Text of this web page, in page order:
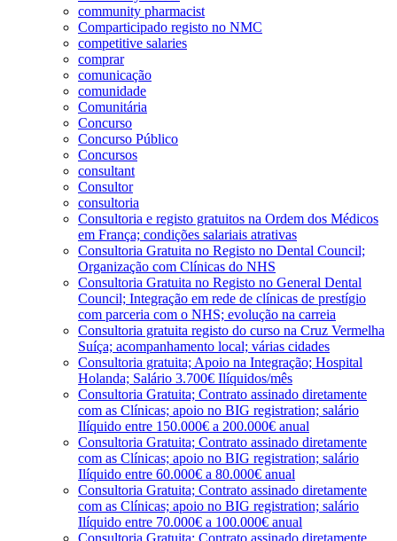
community pharmacist
Comparticipado registo no NMC
competitive salaries
comprar
comunicação
comunidade
Comunitária
Concurso
Concurso Público
Concursos
consultant
Consultor
consultoria
Consultoria e registo gratuitos na Ordem dos Médicos
em França; condições salariais atrativas
Consultoria Gratuita no Registo no Dental Council;
Organização com Clínicas do NHS
Consultoria Gratuita no Registo no General Dental
Council; Integração em rede de clínicas de prestígio
com parceria com o NHS; evolução na carreia
Consultoria gratuita registo do curso na Cruz Vermelha
Suíça; acompanhamento local; várias cidades
Consultoria gratuita; Apoio na Integração; Hospital
Holanda; Salário 3.700€ Ilíquidos/mês
Consultoria Gratuita; Contrato assinado diretamente
com as Clínicas; apoio no BIG registration; salário
Ilíquido entre 150.000€ a 200.000€ anual
Consultoria Gratuita; Contrato assinado diretamente
com as Clínicas; apoio no BIG registration; salário
Ilíquido entre 60.000€ a 80.000€ anual
Consultoria Gratuita; Contrato assinado diretamente
com as Clínicas; apoio no BIG registration; salário
Ilíquido entre 70.000€ a 100.000€ anual
Consultoria Gratuita; Contrato assinado diretamente